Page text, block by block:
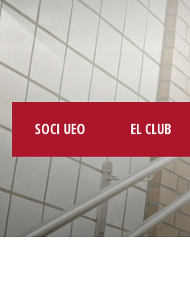
SOCI UEO EL CLUB